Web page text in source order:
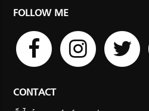
FOLLOW ME
CONTACT